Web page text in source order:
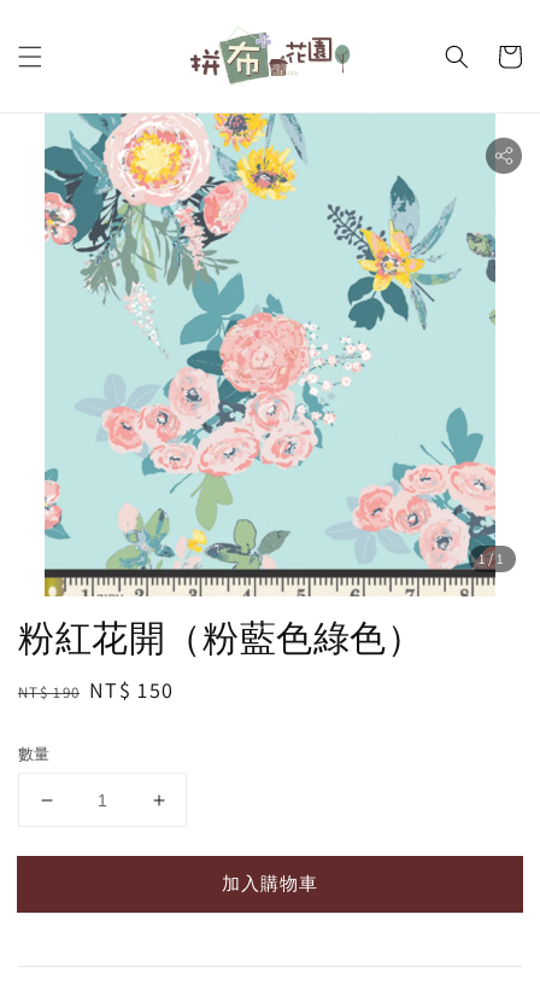
1/1
粉紅花開（粉藍色綠色）
Regular
NT$ 190 Sale
NT$ 150
數量
加入購物車